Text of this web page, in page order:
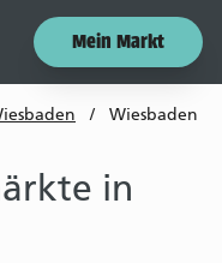
Mein Markt
/ Wiesbaden
in